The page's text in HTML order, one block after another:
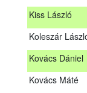
Kiss László
Koleszár
Kovács Dániel
Kovács Máté